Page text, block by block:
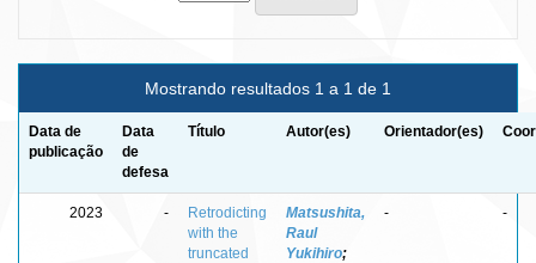
Mostrando resultados 1 a 1 de 1
Data de
publicação
Data
de
defesa
Título Autor(es) Orientador(es)
2023 -
Retrodicting
with the
truncated
Matsushita,
Raul
Yukihiro;
- -